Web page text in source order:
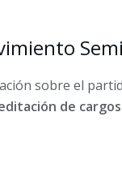
sobre el
de